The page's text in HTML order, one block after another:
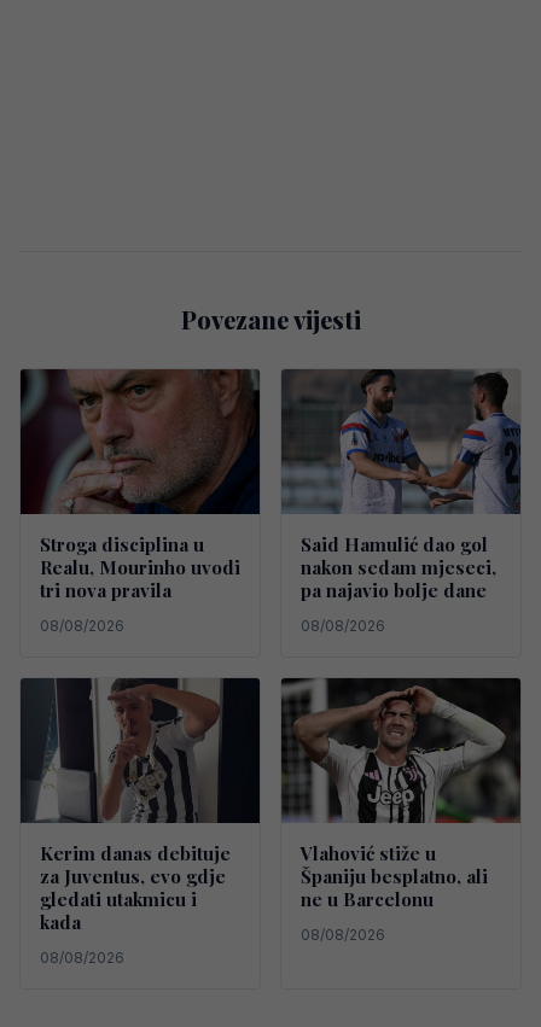
Povezane vijesti
Stroga disciplina u
Realu, Mourinho uvodi
tri nova pravila
08/08/2026
Said Hamulić dao gol
nakon sedam mjeseci,
pa najavio bolje dane
08/08/2026
Kerim danas debituje
za Juventus, evo gdje
gledati utakmicu i
kada
08/08/2026
Vlahović stiže u
Španiju besplatno, ali
ne u Barcelonu
08/08/2026